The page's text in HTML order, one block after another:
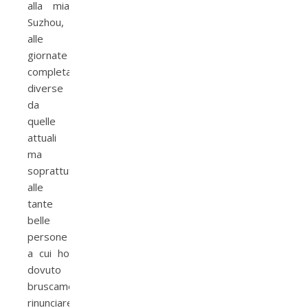
alla mia
Suzhou,
alle
giornate
completamente
diverse
da
quelle
attuali
ma
soprattutto
alle
tante
belle
persone
a cui ho
dovuto
bruscamente
rinunciare.